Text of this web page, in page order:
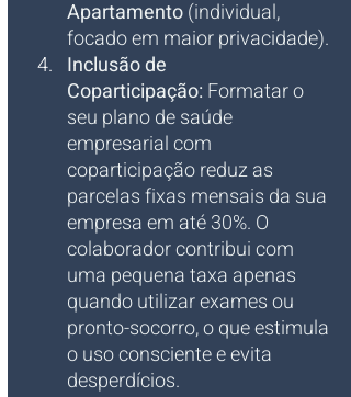
Apartamento (individual,
focado em maior privacidade).
Inclusão de
Coparticipação: Formatar o
seu plano de saúde
empresarial com
coparticipação reduz as
parcelas fixas mensais da sua
empresa em até 30%. O
colaborador contribui com
uma pequena taxa apenas
quando utilizar exames ou
pronto-socorro, o que estimula
o uso consciente e evita
desperdícios.